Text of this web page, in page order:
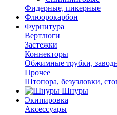
Фидерные, пикерные
Флюорокарбон
Фурнитура
Вертлюги
Застежки
Коннекторы
Обжимные трубки,
Прочее
Штопора, безузловки,
Шнуры
Экипировка
Аксессуары